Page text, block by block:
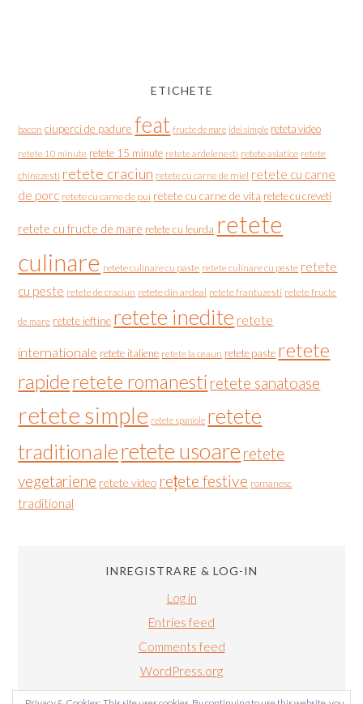
ETICHETE
bacon ciuperci de padure feat fructe de mare idei simple reteta video
retete 10 minute retete 15 minute retete ardelenesti retete asiatice retete
chinezesti retete craciun retete cu carne de miel retete cu carne
de porc retete cu carne de pui retete cu carne de vita retete cu creveti
retete cu fructe de mare retete cu leurda retete
culinare retete culinare cu paste retete culinare cu peste retete
cu peste retete de craciun retete din ardeal retete frantuzesti retete fructe
de mare retete ieftine retete inedite retete
internationale retete italiene retete la ceaun retete paste retete
rapideretete romanesti retete sanatoase
retete simple retete spaniole retete
traditionaleretete usoare retete
vegetariene retete video rețete festive romanesc
traditional
INREGISTRARE & LOG-IN
Log in
Entries feed
Comments feed
WordPress.org